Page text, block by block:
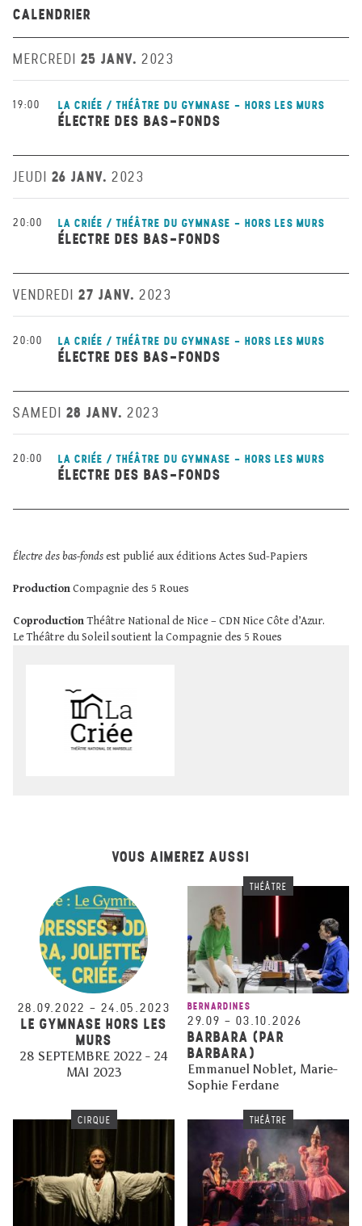
CALENDRIER
MERCREDI 25 JANV. 2023
19:00 LA CRIÉE / THÉÂTRE DU GYMNASE - HORS LES MURS
ÉLECTRE DES BAS-FONDS
JEUDI 26 JANV. 2023
20:00 LA CRIÉE / THÉÂTRE DU GYMNASE - HORS LES MURS
ÉLECTRE DES BAS-FONDS
VENDREDI 27 JANV. 2023
20:00 LA CRIÉE / THÉÂTRE DU GYMNASE - HORS LES MURS
ÉLECTRE DES BAS-FONDS
SAMEDI 28 JANV. 2023
20:00 LA CRIÉE / THÉÂTRE DU GYMNASE - HORS LES MURS
ÉLECTRE DES BAS-FONDS
Électre des bas-fondsest publié aux éditions Actes Sud-Papiers
ProductionCompagnie des 5 Roues
CoproductionThéâtre National de Nice – CDN Nice Côte d’Azur.
Le Théâtre du Soleil soutient la Compagnie des 5 Roues
VOUS AIMEREZ AUSSI
28.09.2022 – 24.05.2023
LE GYMNASE HORS LES
MURS
28 SEPTEMBRE 2022 - 24
MAI 2023
THÉÂTRE
BERNARDINES
29.09 – 03.10.2026
BARBARA (PAR
BARBARA)
Emmanuel Noblet, Marie-
Sophie Ferdane
CIRQUE THÉÂTRE